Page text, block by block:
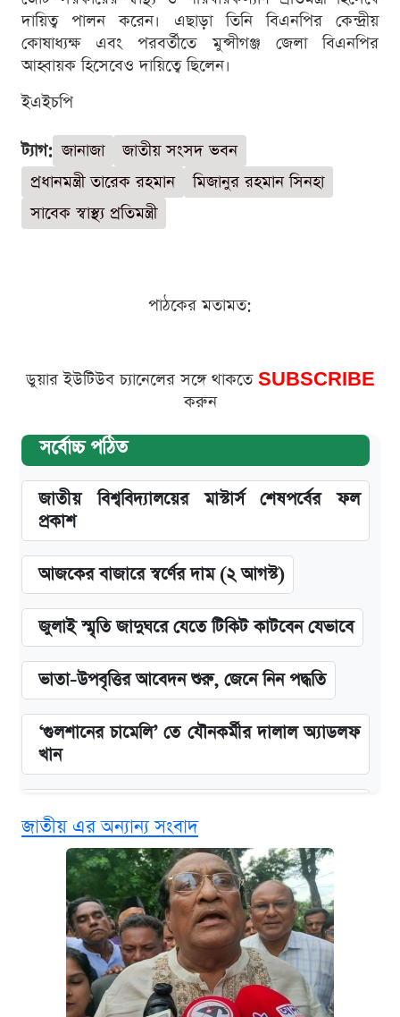
দায়িত্ব পালন করেন। এছাড়া তিনি বিএনপির কেন্দ্রীয়
কোষাধ্যক্ষ এবং পরবর্তীতে মুন্সীগঞ্জ জেলা বিএনপির
আহ্বায়ক হিসেবেও দায়িত্বে ছিলেন।
ইএইচপি
ট্যাগ: জানাজা
জাতীয় সংসদ ভবন
প্রধানমন্ত্রী তারেক রহমান
মিজানুর রহমান সিনহা
সাবেক স্বাস্থ্য প্রতিমন্ত্রী
পাঠকের মতামত:
ডুয়ার ইউটিউব চ্যানেলের সঙ্গে থাকতে SUBSCRIBE
করুন
সর্বোচ্চ পঠিত
জাতীয় বিশ্ববিদ্যালয়ের মাস্টার্স শেষপর্বের ফল
প্রকাশ
আজকের বাজারে স্বর্ণের দাম (২ আগস্ট)
জুলাই স্মৃতি জাদুঘরে যেতে টিকিট কাটবেন যেভাবে
ভাতা-উপবৃত্তির আবেদন শুরু, জেনে নিন পদ্ধতি
‘গুলশানের চামেলি’ তে যৌনকর্মীর দালাল অ্যাডলফ
খান
দাম ও ফিচার
কবে শুরু হচ্ছে ঢাবির ভর্তি আবেদন, জানাল কর্তৃপক্ষ
নবম জাতীয় পে-স্কেল নিয়ে সর্বশেষ যা জানা গেল
আজকের বাজারে স্বর্ণ-রুপার দাম (৫ আগস্ট)
জাতীয় এর অন্যান্য সংবাদ